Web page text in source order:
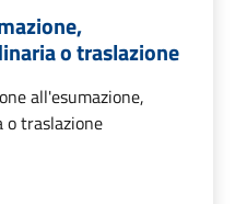
o traslazione
all'esumazione,
traslazione